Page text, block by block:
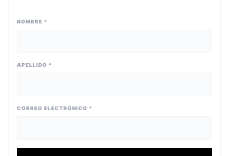
NOMBRE *
APELLIDO *
CORREO ELECTRÓNICO *